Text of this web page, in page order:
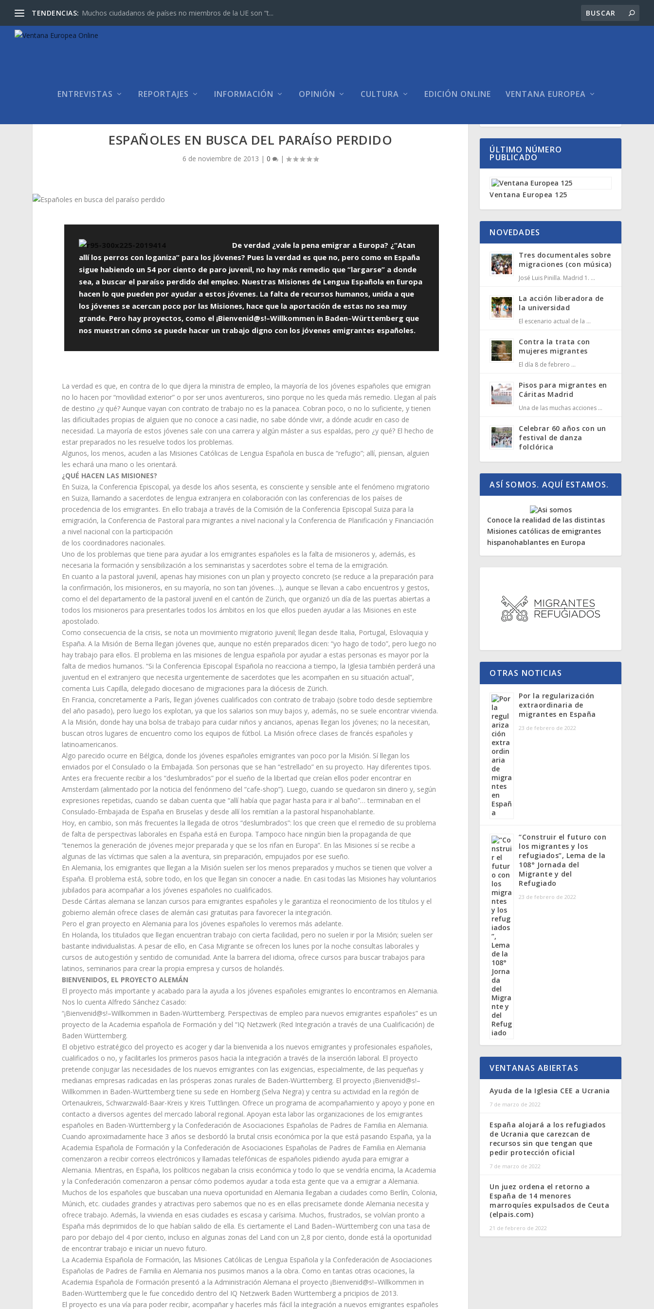
TENDENCIAS: Muchos ciudadanos de países no miembros de la UE son “t...
ENTREVISTAS REPORTAJES INFORMACIÓN OPINIÓN CULTURA EDICIÓN ONLINE VENTANA EUROPEA
ESPAÑOLES EN BUSCA DEL PARAÍSO PERDIDO
6 de noviembre de 2013 |0 |
De verdad ¿vale la pena emigrar a Europa? ¿“Atan
allí los perros con loganiza” para los jóvenes? Pues la verdad es que no, pero como en España
sigue habiendo un 54 por ciento de paro juvenil, no hay más remedio que “largarse” a donde
sea, a buscar el paraíso perdido del empleo. Nuestras Misiones de Lengua Española en Europa
hacen lo que pueden por ayudar a estos jóvenes. La falta de recursos humanos, unida a que
los jóvenes se acercan poco por las Misiones, hace que la aportación de estas no sea muy
grande. Pero hay proyectos, como el ¡Bienvenid@s!–Willkommen in Baden–Württemberg que
nos muestran cómo se puede hacer un trabajo digno con los jóvenes emigrantes españoles.
La verdad es que, en contra de lo que dijera la ministra de empleo, la mayoría de los jóvenes españoles que emigran
no lo hacen por “movilidad exterior” o por ser unos aventureros, sino porque no les queda más remedio. Llegan al país
de destino ¿y qué? Aunque vayan con contrato de trabajo no es la panacea. Cobran poco, o no lo suficiente, y tienen
las dificiultades propias de alguien que no conoce a casi nadie, no sabe dónde vivir, a dónde acudir en caso de
necesidad. La mayoría de estos jóvenes sale con una carrera y algún máster a sus espaldas, pero ¿y qué? El hecho de
estar preparados no les resuelve todos los problemas.
Algunos, los menos, acuden a las Misiones Católicas de Lengua Española en busca de “refugio”; allí, piensan, alguien
les echará una mano o les orientará.
¿QUÉ HACEN LAS MISIONES?
En Suiza, la Conferencia Episcopal, ya desde los años sesenta, es consciente y sensible ante el fenómeno migratorio
en Suiza, llamando a sacerdotes de lengua extranjera en colaboración con las conferencias de los países de
procedencia de los emigrantes. En ello trabaja a través de la Comisión de la Conferencia Episcopal Suiza para la
emigración, la Conferencia de Pastoral para migrantes a nivel nacional y la Conferencia de Planificación y Financiación
a nivel nacional con la participación
de los coordinadores nacionales.
Uno de los problemas que tiene para ayudar a los emigrantes españoles es la falta de misioneros y, además, es
necesaria la formación y sensibilización a los seminaristas y sacerdotes sobre el tema de la emigración.
En cuanto a la pastoral juvenil, apenas hay misiones con un plan y proyecto concreto (se reduce a la preparación para
la confirmación, los misioneros, en su mayoría, no son tan jóvenes…), aunque se llevan a cabo encuentros y gestos,
como el del departamento de la pastoral juvenil en el cantón de Zürich, que organizó un día de las puertas abiertas a
todos los misioneros para presentarles todos los ámbitos en los que ellos pueden ayudar a las Misiones en este
apostolado.
Como consecuencia de la crisis, se nota un movimiento migratorio juvenil; llegan desde Italia, Portugal, Eslovaquia y
España. A la Misión de Berna llegan jóvenes que, aunque no estén preparados dicen: “yo hago de todo”, pero luego no
hay trabajo para ellos. El problema en las misiones de lengua española por ayudar a estas personas es mayor por la
falta de medios humanos. “Si la Conferencia Episcopal Española no reacciona a tiempo, la Iglesia también perderá una
juventud en el extranjero que necesita urgentemente de sacerdotes que les acompañen en su situación actual”,
comenta Luis Capilla, delegado diocesano de migraciones para la diócesis de Zürich.
En Francia, concretamente a París, llegan jóvenes cualificados con contrato de trabajo (sobre todo desde septiembre
del año pasado), pero luego los explotan, ya que los salarios son muy bajos y, además, no se suele encontrar vivienda.
A la Misión, donde hay una bolsa de trabajo para cuidar niños y ancianos, apenas llegan los jóvenes; no la necesitan,
buscan otros lugares de encuentro como los equipos de fútbol. La Misión ofrece clases de francés españoles y
latinoamericanos.
Algo parecido ocurre en Bélgica, donde los jóvenes españoles emigrantes van poco por la Misión. Sí llegan los
enviados por el Consulado o la Embajada. Son personas que se han “estrellado” en su proyecto. Hay diferentes tipos.
Antes era frecuente recibir a los “deslumbrados” por el sueño de la libertad que creían ellos poder encontrar en
Amsterdam (alimentado por la noticia del fenónmeno del “cafe-shop”). Luego, cuando se quedaron sin dinero y, según
expresiones repetidas, cuando se daban cuenta que “allí había que pagar hasta para ir al baño”… terminaban en el
Consulado-Embajada de España en Bruselas y desde allí los remitían a la pastoral hispanohablante.
Hoy, en cambio, son más frecuentes la llegada de otros “deslumbrados”: los que creen que el remedio de su problema
de falta de perspectivas laborales en España está en Europa. Tampoco hace ningún bien la propaganda de que
“tenemos la generación de jóvenes mejor preparada y que se los rifan en Europa”. En las Misiones sí se recibe a
algunas de las víctimas que salen a la aventura, sin preparación, empujados por ese sueño.
En Alemania, los emigrantes que llegan a la Misión suelen ser los menos preparados y muchos se tienen que volver a
España. El problema está, sobre todo, en los que llegan sin conocer a nadie. En casi todas las Misiones hay voluntarios
jubilados para acompañar a los jóvenes españoles no cualificados.
Desde Cáritas alemana se lanzan cursos para emigrantes españoles y le garantiza el reonocimiento de los títulos y el
gobierno alemán ofrece clases de alemán casi gratuitas para favorecer la integración.
Pero el gran proyecto en Alemania para los jóvenes españoles lo veremos más adelante.
En Holanda, los titulados que llegan encuentran trabajo con cierta facilidad, pero no suelen ir por la Misión; suelen ser
bastante individualistas. A pesar de ello, en Casa Migrante se ofrecen los lunes por la noche consultas laborales y
cursos de autogestión y sentido de comunidad. Ante la barrera del idioma, ofrece cursos para buscar trabajos para
latinos, seminarios para crear la propia empresa y cursos de holandés.
BIENVENIDOS, EL PROYECTO ALEMÁN
El proyecto más importante y acabado para la ayuda a los jóvenes españoles emigrantes lo encontramos en Alemania.
Nos lo cuenta Alfredo Sánchez Casado:
“¡Bienvenid@s!–Willkommen in Baden-Württemberg. Perspectivas de empleo para nuevos emigrantes españoles” es un
proyecto de la Academia española de Formación y del “IQ Netzwerk (Red Integración a través de una Cualificación) de
Baden Württemberg.
El objetivo estratégico del proyecto es acoger y dar la bienvenida a los nuevos emigrantes y profesionales españoles,
cualificados o no, y facilitarles los primeros pasos hacia la integración a través de la inserción laboral. El proyecto
pretende conjugar las necesidades de los nuevos emigrantes con las exigencias, especialmente, de las pequeñas y
medianas empresas radicadas en las prósperas zonas rurales de Baden-Württemberg. El proyecto ¡Bienvenid@s!–
Willkommen in Baden-Württemberg tiene su sede en Hornberg (Selva Negra) y centra su actividad en la región de
Ortenaukreis, Schwarzwald-Baar-Kreis y Kreis Tuttlingen. Ofrece un programa de acompañamiento y apoyo y pone en
contacto a diversos agentes del mercado laboral regional. Apoyan esta labor las organizaciones de los emigrantes
españoles en Baden-Württemberg y la Confederación de Asociaciones Españolas de Padres de Familia en Alemania.
Cuando aproximadamente hace 3 años se desbordó la brutal crisis económica por la que está pasando España, ya la
Academia Española de Formación y la Confederación de Asociaciones Españolas de Padres de Familia en Alemania
comenzaron a recibir correos electrónicos y llamadas telefónicas de españoles pidiendo ayuda para emigrar a
Alemania. Mientras, en España, los políticos negaban la crisis económica y todo lo que se vendría encima, la Academia
y la Confederación comenzaron a pensar cómo podemos ayudar a toda esta gente que va a emigrar a Alemania.
Muchos de los españoles que buscaban una nueva oportunidad en Alemania llegaban a ciudades como Berlín, Colonia,
Múnich, etc. ciudades grandes y atractivas pero sabemos que no es en ellas precisamete donde Alemania necesita y
ofrece trabajo. Además, la vivienda en esas ciudades es escasa y carísima. Muchos, frustrados, se volvían pronto a
España más deprimidos de lo que habían salido de ella. Es ciertamente el Land Baden–Württemberg con una tasa de
paro por debajo del 4 por ciento, incluso en algunas zonas del Land con un 2,8 por ciento, donde está la oportunidad
de encontrar trabajo e iniciar un nuevo futuro.
La Academia Española de Formación, las Misiones Católicas de Lengua Española y la Confederación de Asociaciones
Españolas de Padres de Familia en Alemania nos pusimos manos a la obra. Como en tantas otras ocaciones, la
Academia Española de Formación presentó a la Administración Alemana el proyecto ¡Bienvenid@s!–Willkommen in
Baden-Württemberg que le fue concedido dentro del IQ Netzwerk Baden Württemberg a pricipios de 2013.
El proyecto es una vía para poder recibir, acompañar y hacerles más fácil la integración a nuevos emigrantes españoles
ÚLTIMO NÚMERO
PUBLICADO
Ventana Europea 125
NOVEDADES
Tres documentales sobre
migraciones (con música)
José Luis Pinilla. Madrid 1. …
La acción liberadora de
la universidad
El escenario actual de la …
Contra la trata con
mujeres migrantes
El día 8 de febrero …
Pisos para migrantes en
Cáritas Madrid
Una de las muchas acciones …
Celebrar 60 años con un
festival de danza
folclórica
ASÍ SOMOS. AQUÍ ESTAMOS.
Conoce la realidad de las distintas
Misiones católicas de emigrantes
hispanohablantes en Europa
OTRAS NOTICIAS
Por la regularización
extraordinaria de
migrantes en España
23 de febrero de 2022
“Construir el futuro con
los migrantes y los
refugiados”, Lema de la
108° Jornada del
Migrante y del
Refugiado
23 de febrero de 2022
VENTANAS ABIERTAS
Ayuda de la Iglesia CEE a Ucrania
7 de marzo de 2022
España alojará a los refugiados
de Ucrania que carezcan de
recursos sin que tengan que
pedir protección oficial
7 de marzo de 2022
Un juez ordena el retorno a
España de 14 menores
marroquíes expulsados de Ceuta
(elpais.com)
21 de febrero de 2022